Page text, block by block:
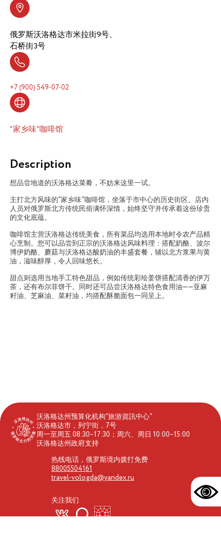
俄罗斯沃洛格达市米拉街9号、
石桥街3号
+7 (900) 549-07-02
“家乡味”咖啡馆
Description
想品尝地道的沃洛格达菜肴，不妨来这里一试。
主打北方风味的“家乡味”咖啡馆，坐落于市中心的历史街区。店内
人员对俄罗斯北方传统民俗满怀深情，始终坚守并传承着这份珍贵
的文化底蕴。
咖啡馆主营沃洛格达传统美食，所有菜品均选用本地时令农产品精
心烹制。您可以品尝到正宗的沃洛格达风味料理：搭配奶酪、波尔
博伊奶酪、蘑菇与沃洛格达酸奶油的丰盛套餐，辅以北方浆果与黄
油，滋味醇厚，令人回味悠长。
甜点则选用当地手工特色甜品，例如传统彩绘姜饼搭配清香的伊万
茶，还有布尔菲饼干。同时还可品尝沃洛格达特色食用油——亚麻
籽油、芝麻油、菜籽油，均搭配酥脆面包一同呈上。
沃洛格达州预算化机构“旅游資訊中心”
沃洛格达市，列宁街，7号
周一至周五 08:30–17:30；周六、周日 10:00–15:00
沃洛格达州政府支持
热线电话，俄罗斯境内拨打免费
88005504161
travel-vologda@yandex.ru
关注我们